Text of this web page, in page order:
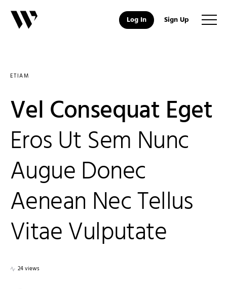
Log In Sign Up
ETIAM
Vel Consequat Eget
Eros Ut Sem Nunc
Augue Donec
Aenean Nec Tellus
Vitae Vulputate
24 views